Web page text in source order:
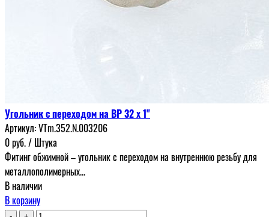
Угольник с переходом на ВР 32 х 1"
Артикул:VTm.352.N.003206
0руб./ Штука
Фитинг обжимной – угольник с переходом на внутреннюю резьбу для
металлополимерных...
В наличии
В корзину